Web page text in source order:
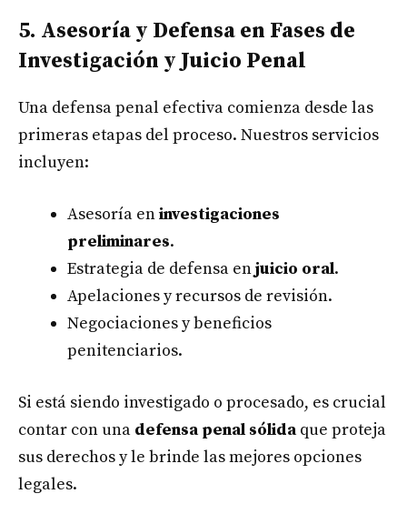
5. Asesoría y Defensa en Fases de
Investigación y Juicio Penal
Una defensa penal efectiva comienza desde las
primeras etapas del proceso. Nuestros servicios
incluyen:
Asesoría eninvestigaciones
preliminares.
Estrategia de defensa enjuicio oral.
Apelaciones y recursos de revisión.
Negociaciones y beneficios
penitenciarios.
Si está siendo investigado o procesado, es crucial
contar con una defensa penal sólidaque proteja
sus derechos y le brinde las mejores opciones
legales.